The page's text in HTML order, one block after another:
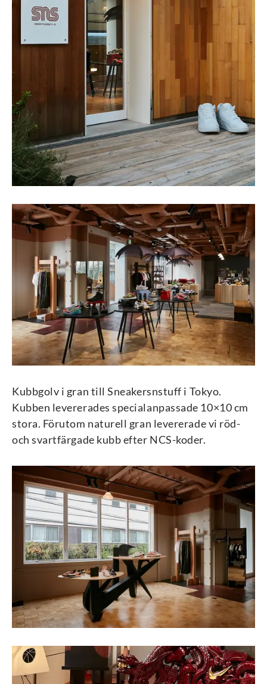
Kubbgolv i gran till Sneakersnstuff i Tokyo.
Kubben levererades specialanpassade 10×10 cm
stora. Förutom naturell gran levererade vi röd-
och svartfärgade kubb efter NCS-koder.